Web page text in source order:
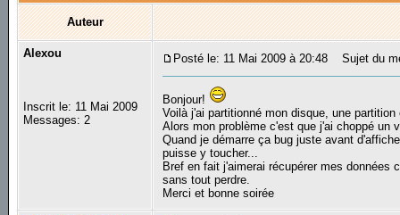
Auteur
Alexou
Inscrit le: 11 Mai 2009
Messages: 2
Posté le: 11 Mai 2009 à 20:48 Sujet du
Bonjour!
Voilà j'ai partitionné mon disque, une
Alors mon problème c'est que j'ai choppé
Quand je démarre ça bug juste avant
puisse y toucher...
Bref en fait j'aimerai récupérer mes données
sans tout perdre.
Merci et bonne soirée